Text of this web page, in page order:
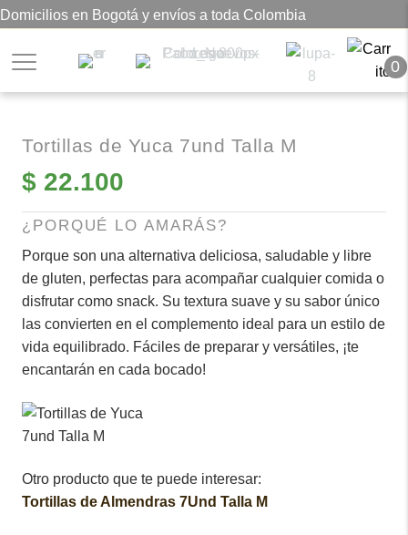
Domicilios en Bogotá y envíos a toda Colombia
0
Tortillas de Yuca 7und Talla M
$ 22.100
¿PORQUÉ LO AMARÁS?
Porque son una alternativa deliciosa, saludable y libre
de gluten, perfectas para acompañar cualquier comida o
disfrutar como snack. Su textura suave y su sabor único
las convierten en el complemento ideal para un estilo de
vida equilibrado. Fáciles de preparar y versátiles, ¡te
encantarán en cada bocado!
Otro producto que te puede interesar:
Tortillas de Almendras 7Und Talla M